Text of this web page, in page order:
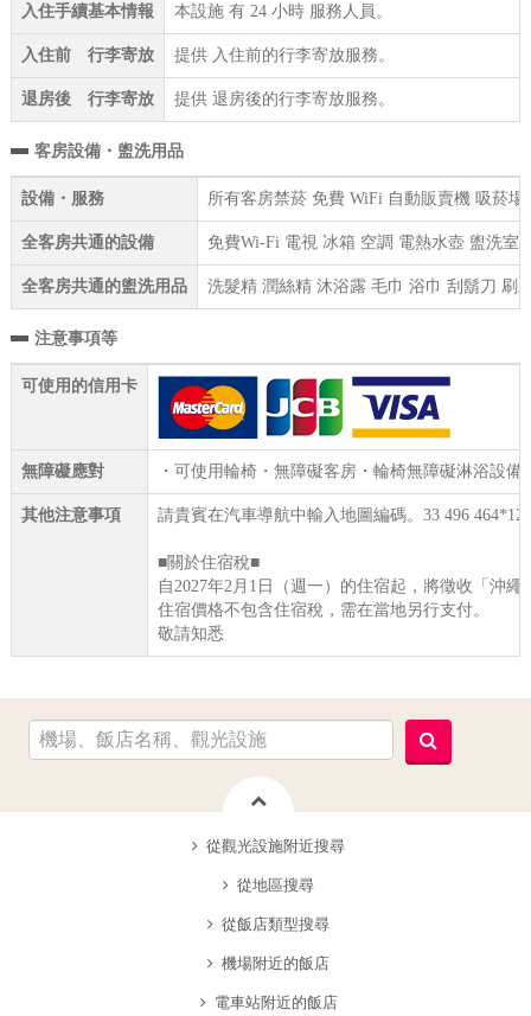
入住手續基本情報 本設施 有 24 小時 服務人員。
入住前 行李寄放 提供 入住前的行李寄放服務。
退房後 行李寄放 提供 退房後的行李寄放服務。
客房設備・盥洗用品
設備・服務 所有客房禁菸 免費 WiFi 自動販賣機 吸菸
全客房共通的設備 免費Wi-Fi 電視 冰箱 空調 電熱水壺 盥洗室
全客房共通的盥洗用品 洗髮精 潤絲精 沐浴露 毛巾 浴巾 刮鬍刀 刷
注意事項等
可使用的信用卡
無障礙應對 ・可使用輪椅・無障礙客房・輪椅無障礙淋浴設備
其他注意事項 請貴賓在汽車導航中輸入地圖編碼。33 496 464*12
■關於住宿稅■
自2027年2月1日（週一）的住宿起，將徵收「沖繩
住宿價格不包含住宿稅，需在當地另行支付。
敬請知悉
從觀光設施附近搜尋
從地區搜尋
從飯店類型搜尋
機場附近的飯店
電車站附近的飯店